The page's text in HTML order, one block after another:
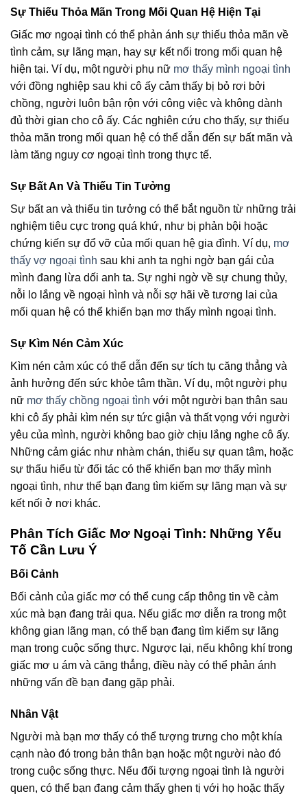
Sự Thiếu Thỏa Mãn Trong Mối Quan Hệ Hiện Tại
Giấc mơ ngoại tình có thể phản ánh sự thiếu thỏa mãn về
tình cảm, sự lãng mạn, hay sự kết nối trong mối quan hệ
hiện tại. Ví dụ, một người phụ nữ mơ thấy mình ngoại tình
với đồng nghiệp sau khi cô ấy cảm thấy bị bỏ rơi bởi
chồng, người luôn bận rộn với công việc và không dành
đủ thời gian cho cô ấy. Các nghiên cứu cho thấy, sự thiếu
thỏa mãn trong mối quan hệ có thể dẫn đến sự bất mãn và
làm tăng nguy cơ ngoại tình trong thực tế.
Sự Bất An Và Thiếu Tin Tưởng
Sự bất an và thiếu tin tưởng có thể bắt nguồn từ những trải
nghiệm tiêu cực trong quá khứ, như bị phản bội hoặc
chứng kiến sự đổ vỡ của mối quan hệ gia đình. Ví dụ, mơ
thấy vợ ngoại tình sau khi anh ta nghi ngờ bạn gái của
mình đang lừa dối anh ta. Sự nghi ngờ về sự chung thủy,
nỗi lo lắng về ngoại hình và nỗi sợ hãi về tương lai của
mối quan hệ có thể khiến bạn mơ thấy mình ngoại tình.
Sự Kìm Nén Cảm Xúc
Kìm nén cảm xúc có thể dẫn đến sự tích tụ căng thẳng và
ảnh hưởng đến sức khỏe tâm thần. Ví dụ, một người phụ
nữ mơ thấy chồng ngoại tình với một người bạn thân sau
khi cô ấy phải kìm nén sự tức giận và thất vọng với người
yêu của mình, người không bao giờ chịu lắng nghe cô ấy.
Những cảm giác như nhàm chán, thiếu sự quan tâm, hoặc
sự thấu hiểu từ đối tác có thể khiến bạn mơ thấy mình
ngoại tình, như thể bạn đang tìm kiếm sự lãng mạn và sự
kết nối ở nơi khác.
Phân Tích Giấc Mơ Ngoại Tình: Những Yếu
Tố Cần Lưu Ý
Bối Cảnh
Bối cảnh của giấc mơ có thể cung cấp thông tin về cảm
xúc mà bạn đang trải qua. Nếu giấc mơ diễn ra trong một
không gian lãng mạn, có thể bạn đang tìm kiếm sự lãng
mạn trong cuộc sống thực. Ngược lại, nếu không khí trong
giấc mơ u ám và căng thẳng, điều này có thể phản ánh
những vấn đề bạn đang gặp phải.
Nhân Vật
Người mà bạn mơ thấy có thể tượng trưng cho một khía
cạnh nào đó trong bản thân bạn hoặc một người nào đó
trong cuộc sống thực. Nếu đối tượng ngoại tình là người
quen, có thể bạn đang cảm thấy ghen tị với họ hoặc thấy